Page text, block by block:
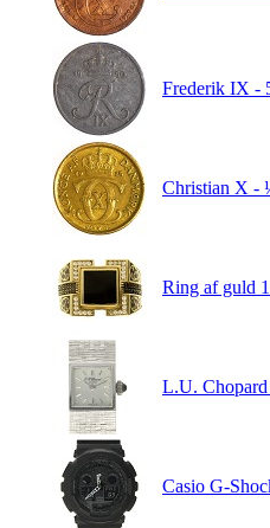
Frederik IX -
Christian X -
Ring af guld
L.U. Chopard
Casio G-